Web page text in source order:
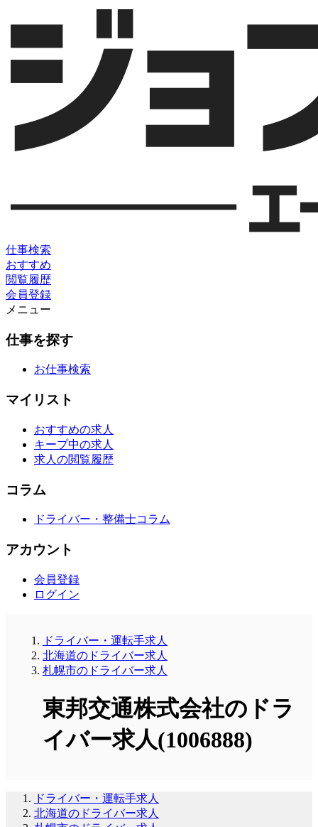
仕事検索
おすすめ
閲覧履歴
会員登録
メニュー
仕事を探す
お仕事検索
マイリスト
おすすめの求人
キープ中の求人
求人の閲覧履歴
コラム
ドライバー・整備士コラム
アカウント
会員登録
ログイン
ドライバー・運転手求人
北海道のドライバー求人
札幌市のドライバー求人
東邦交通株式会社のドラ
イバー求人(1006888)
ドライバー・運転手求人
北海道のドライバー求人